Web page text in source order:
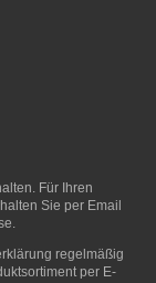
Für Ihren
Sie per Email
regelmäßig
per E-